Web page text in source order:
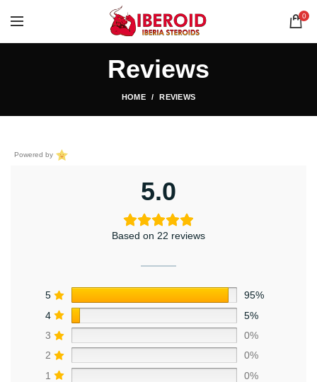
0
Reviews
HOME REVIEWS
Powered by
5.0
Based on 22 reviews
5
95%
4
5%
3
0%
2
0%
1
0%